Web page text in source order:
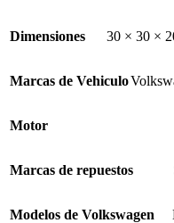
Dimensiones 30 × 30 ×
Marcas de Vehiculo
Motor
Marcas de repuestos
Modelos de Volkswagen